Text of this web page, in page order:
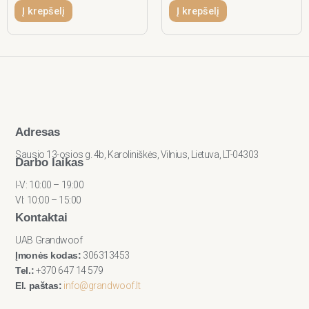
Į krepšelį Į krepšelį
Adresas
Sausio 13-osios g. 4b, Karoliniškės, Vilnius, Lietuva, LT-04303
Darbo laikas
I-V: 10:00 – 19:00
VI: 10:00 – 15:00
Kontaktai
UAB Grandwoof
Įmonės kodas: 306313453
Tel.:+370 647 14 579
El. paštas: info@grandwoof.lt